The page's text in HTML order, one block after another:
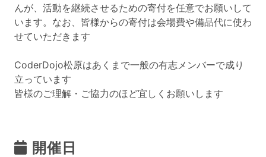
んが、活動を継続させるための寄付を任意でお願いして
います。なお、皆様からの寄付は会場費や備品代に使わ
せていただきます
CoderDojo松原はあくまで一般の有志メンバーで成り
立っています
皆様のご理解・ご協力のほど宜しくお願いします
開催日